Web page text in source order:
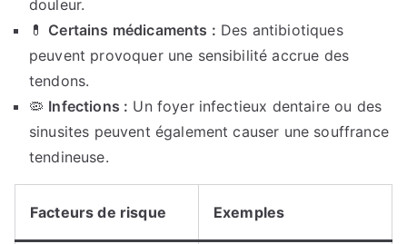
douleur.
💊 Certains médicaments : Des antibiotiques
peuvent provoquer une sensibilité accrue des
tendons.
🦠 Infections : Un foyer infectieux dentaire ou des
sinusites peuvent également causer une souffrance
tendineuse.
Facteurs de risque Exemples